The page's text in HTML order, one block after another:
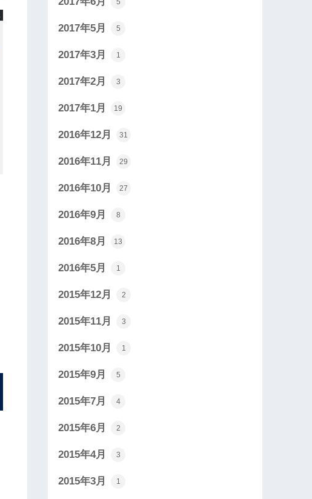
5
2017年5月 5
2017年3月 1
2017年2月 3
2017年1月 19
2016年12月 31
2016年11月 29
2016年10月 27
2016年9月 8
2016年8月 13
2016年5月 1
2015年12月 2
2015年11月 3
2015年10月 1
2015年9月 5
2015年7月 4
2015年6月 2
2015年4月 3
2015年3月 1